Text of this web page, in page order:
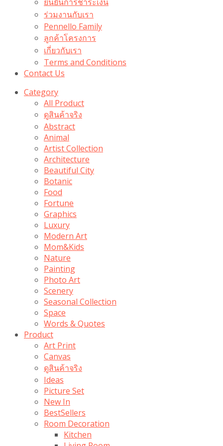
ร่วมงานกับเรา
Pennello Family
ลูกค้าโครงการ
เกี่ยวกับเรา
Terms and Conditions
Contact Us
Category
All Product
ดูสินค้าจริง
Abstract
Animal
Artist Collection
Architecture
Beautiful City
Botanic
Food
Fortune
Graphics
Luxury
Modern Art
Mom&Kids
Nature
Painting
Photo Art
Scenery
Seasonal Collection
Space
Words & Quotes
Product
Art Print
Canvas
ดูสินค้าจริง
Ideas
Picture Set
New In
BestSellers
Room Decoration
Kitchen